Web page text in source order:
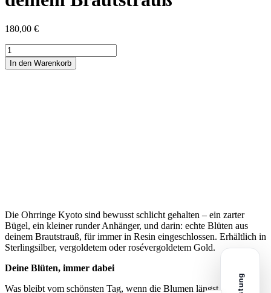
180,00 €
Brautblumen
Ohrringe
"Kyoto"
In den Warenkorb
Die Ohrringe Kyoto sind bewusst schlicht gehalten – ein zarter
Bügel, ein kleiner runder Anhänger, und darin: echte Blüten aus
deinem Brautstrauß, für immer in Resin eingeschlossen. Erhältlich in
Sterlingsilber, vergoldetem oder rosévergoldetem Gold.
Deine Blüten, immer dabei
Was bleibt vom schönsten Tag, wenn die Blumen längst verblüht